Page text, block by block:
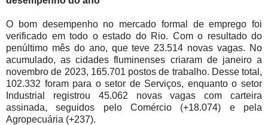
O bom desempenho no mercado formal de emprego foi
verificado em todo o estado do Rio. Com o resultado do
penúltimo mês do ano, que teve 23.514 novas vagas. No
acumulado, as cidades fluminenses criaram de janeiro a
novembro de 2023, 165.701 postos de trabalho. Desse total,
102.332 foram para o setor de Serviços, enquanto o setor
Industrial registrou 45.062 novas vagas com carteira
assinada, seguidos pelo Comércio (+18.074) e pela
Agropecuária (+237).